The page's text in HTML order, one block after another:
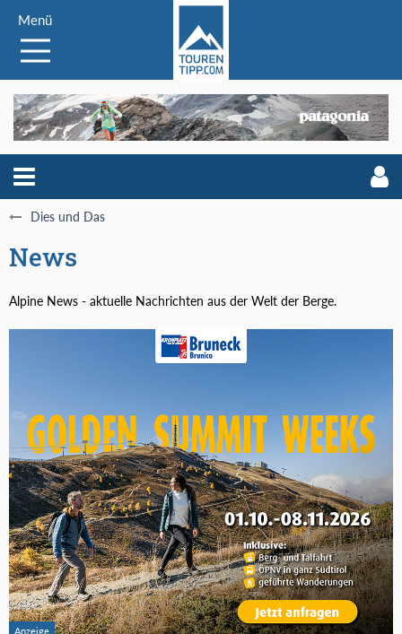
Menü
Dies und Das
News
Alpine News - aktuelle Nachrichten aus der Welt der Berge.